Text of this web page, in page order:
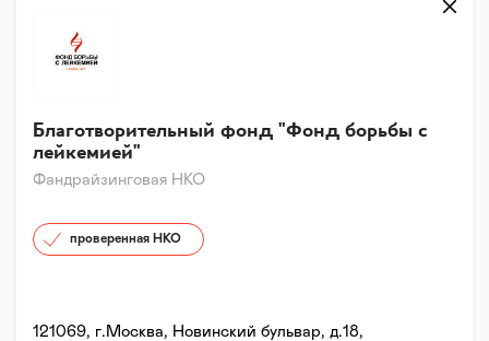
Фандрайзинговая НКО
Благотворительный фонд "Фонд борьбы с
лейкемией"
проверенная НКО
121069, г.Москва, Новинский бульвар, д.18,